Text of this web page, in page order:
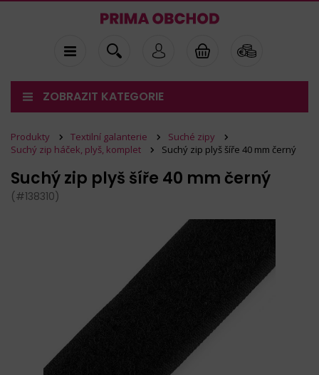
ZOBRAZIT KATEGORIE
Produkty Textilní galanterie
Suché zipy
Suchý zip háček, plyš, komplet
Suchý zip plyš šíře 40 mm černý
Suchý zip plyš šíře 40 mm černý
(#138310)